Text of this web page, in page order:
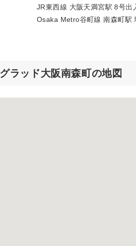
JR東西線 大阪天満宮駅 8号出
Osaka Metro谷町線 南森町駅
ラッド大阪南森町の地図